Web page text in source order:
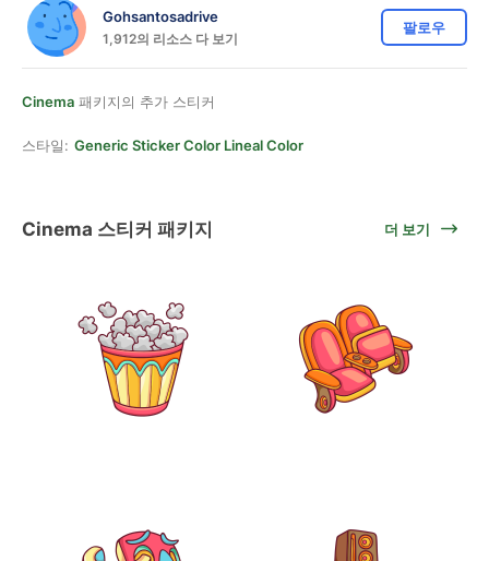
Gohsantosadrive
1,912의 리소스 다 보기
팔로우
Cinema 패키지의 추가 스티커
스타일: Generic Sticker Color Lineal Color
Cinema 스티커 패키지 더 보기